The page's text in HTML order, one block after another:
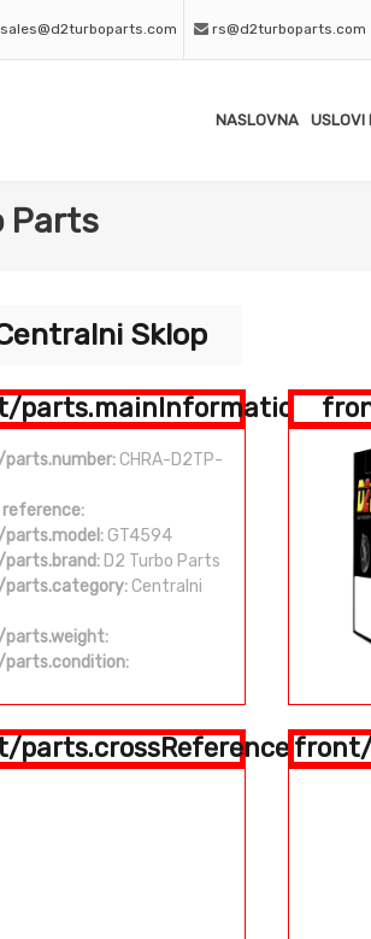
sales@d2turboparts.com rs@d2turboparts.com
NASLOVNA USLOVI
Parts
Sklop
parts.mainInformation
CHRA-D2TP-
reference:
GT4594
D2 Turbo Parts
Centralni
parts.crossReference